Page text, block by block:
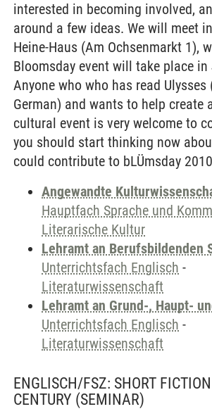
interested in becoming involved,
around a few ideas. We will meet
Heine-Haus (Am Ochsenmarkt 1),
Bloomsday event will take place in
Anyone who who has read
German) and wants to help create
cultural event is very welcome to
you should start thinking now
could contribute to bLÜmsday
Angewandte
Hauptfach Sprache und
Literarische Kultur
Lehramt an Berufsbildenden
Unterrichtsfach Englisch -
Literaturwissenschaft
Lehramt an Grund-, Haupt-
Unterrichtsfach Englisch -
Literaturwissenschaft
ENGLISCH/FSZ: SHORT
CENTURY (SEMINAR)